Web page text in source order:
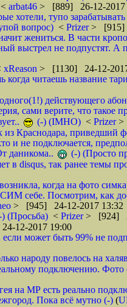
< arbat46 > [889] 26-12-2017
хотели, тупо
вопрос) < Prizer> [915]
жениться. В части
выстрел не подпустят. А
xReason > [1130] 24-12-
когда читаешь название
действующего
сами верите, что такое
(-) (IMHO) < Prizer>
Краснодара, приведший
и не подключается,
даникома..
(-) (Просто
в disqus, так ранее темы
когда на фото
СИМ себе. Посмотрим, как
> [945] 24-12-2017 13:32
) (Просьба) < Prizer> [924]
12-2017 19:00
может быть 99% не
народу повелось на
подключению. Фото
на МР есть реально
Пока всё мутно (-) (